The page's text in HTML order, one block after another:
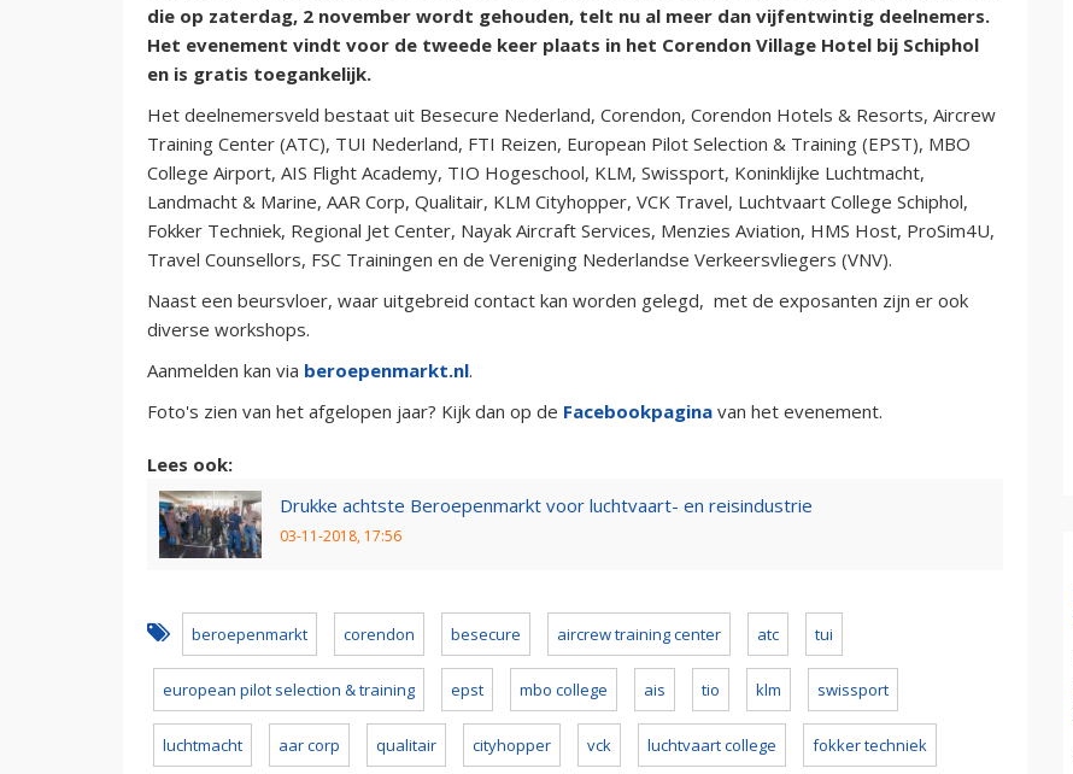
die op zaterdag, 2 november wordt gehouden, telt nu al meer dan vijfentwintig deelnemers.
Het evenement vindt voor de tweede keer plaats in het Corendon Village Hotel bij Schiphol
en is gratis toegankelijk.
Het deelnemersveld bestaat uit Besecure Nederland, Corendon, Corendon Hotels & Resorts, Aircrew
Training Center (ATC), TUI Nederland, FTI Reizen, European Pilot Selection & Training (EPST), MBO
College Airport, AIS Flight Academy, TIO Hogeschool, KLM, Swissport, Koninklijke Luchtmacht,
Landmacht & Marine, AAR Corp, Qualitair, KLM Cityhopper, VCK Travel, Luchtvaart College Schiphol,
Fokker Techniek, Regional Jet Center, Nayak Aircraft Services, Menzies Aviation, HMS Host, ProSim4U,
Travel Counsellors, FSC Trainingen en de Vereniging Nederlandse Verkeersvliegers (VNV).
Naast een beursvloer, waar uitgebreid contact kan worden gelegd, met de exposanten zijn er ook
diverse workshops.
Aanmelden kan via beroepenmarkt.nl.
Foto's zien van het afgelopen jaar? Kijk dan op de Facebookpagina van het evenement.
Lees ook:
Drukke achtste Beroepenmarkt voor luchtvaart- en reisindustrie
03-11-2018, 17:56
beroepenmarkt corendon besecure aircrew training center atc tui
european pilot selection & training epst mbo college ais tio klm swissport
luchtmacht aar corp qualitair cityhopper vck luchtvaart college fokker techniek